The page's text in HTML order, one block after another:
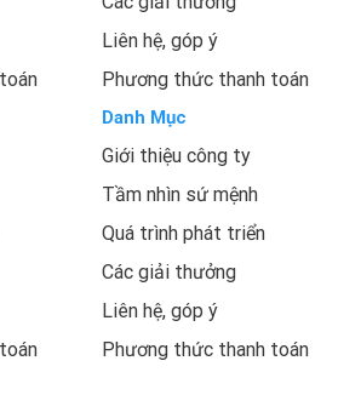
Liên hệ, góp ý
Phương thức thanh toán
Danh Mục
Giới thiệu công ty
Tầm nhìn sứ mệnh
Quá trình phát triển
Các giải thưởng
Liên hệ, góp ý
Phương thức thanh toán